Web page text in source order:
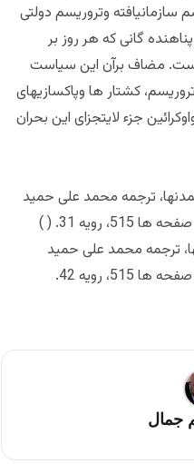
سازمانیافته وتروریسم دولتی
گانی که هر روز بر
مضاف برآن این سیاست
کشتار ها وپاکسازیهای
جزء لایتجزای این بحران
ترجمه محمد علی حمید
رفیعی، سال 1378، چاپ تهران تعدا صفحه ها 515، رویه 31. ( )
ترجمه محمد علی حمید
جمال